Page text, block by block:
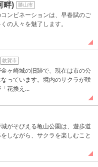
畔) 勝山市
ンビネーションは、早春賦のご
の人々を魅了します。
敦賀市
ヶ崎城の旧跡で、現在は市の公
っています。境内のサクラが咲
花換え...
がそびえる亀山公園は、遊歩道
しながら、サクラを楽しむこと